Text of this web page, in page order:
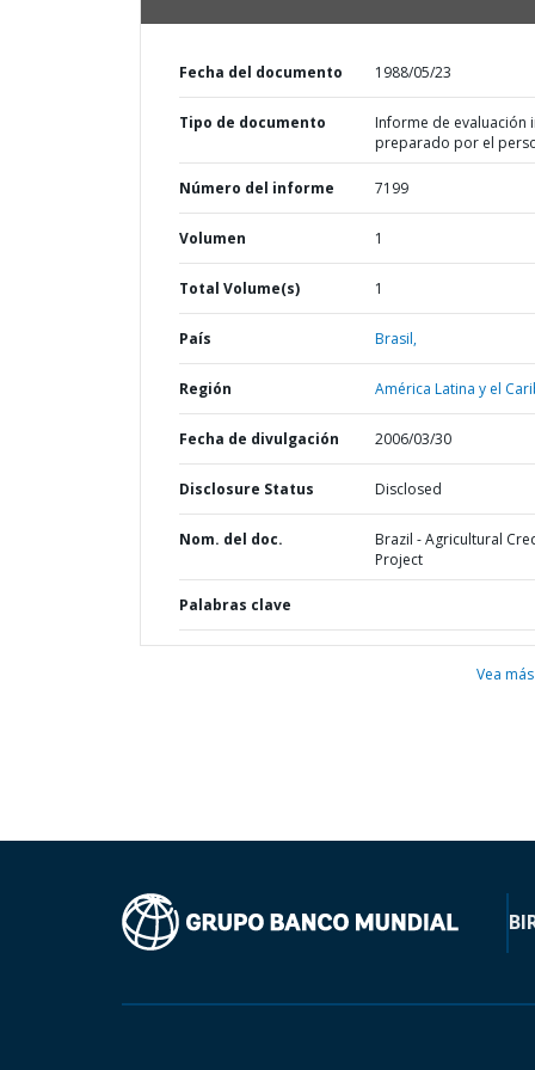
Fecha del documento 1988/05/23
Tipo de documento
Informe de evaluación
preparado por el
Número del informe 7199
Volumen 1
Total Volume(s) 1
País Brasil,
Región América Latina y el
Fecha de divulgación 2006/03/30
Disclosure Status Disclosed
Nom. del doc.
Brazil - Agricultural
Project
Palabras clave
Vea más